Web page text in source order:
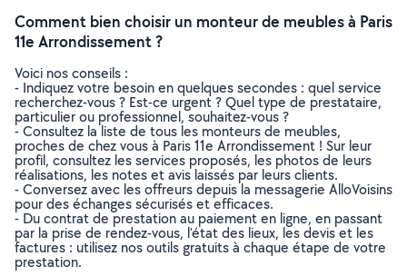
Comment bien choisir un monteur de meubles à Paris
11e Arrondissement ?
Voici nos conseils :
- Indiquez votre besoin en quelques secondes : quel service
recherchez-vous ? Est-ce urgent ? Quel type de prestataire,
particulier ou professionnel, souhaitez-vous ?
- Consultez la liste de tous les monteurs de meubles,
proches de chez vous à Paris 11e Arrondissement ! Sur leur
profil, consultez les services proposés, les photos de leurs
réalisations, les notes et avis laissés par leurs clients.
- Conversez avec les offreurs depuis la messagerie AlloVoisins
pour des échanges sécurisés et efficaces.
- Du contrat de prestation au paiement en ligne, en passant
par la prise de rendez-vous, l’état des lieux, les devis et les
factures : utilisez nos outils gratuits à chaque étape de votre
prestation.